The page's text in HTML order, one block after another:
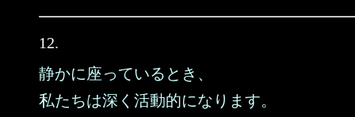
12.
静かに座っているとき、
私たちは深く活動的になります。